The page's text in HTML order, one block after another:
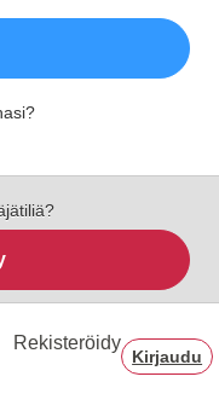
Rekisteröidy
Kirjaudu